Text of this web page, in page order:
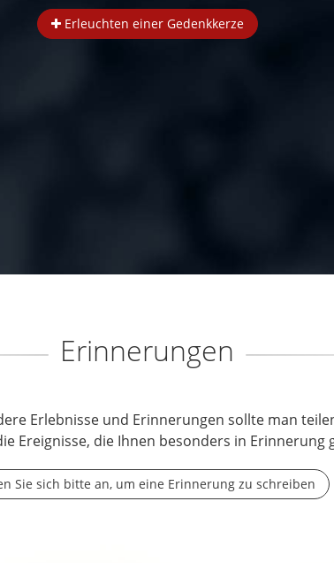
Erleuchten einer Gedenkkerze
Erinnerungen
Erlebnisse und Erinnerungen sollte man
Ereignisse, die Ihnen besonders in Erinnerung
Sie sich bitte an, um eine Erinnerung zu schreiben